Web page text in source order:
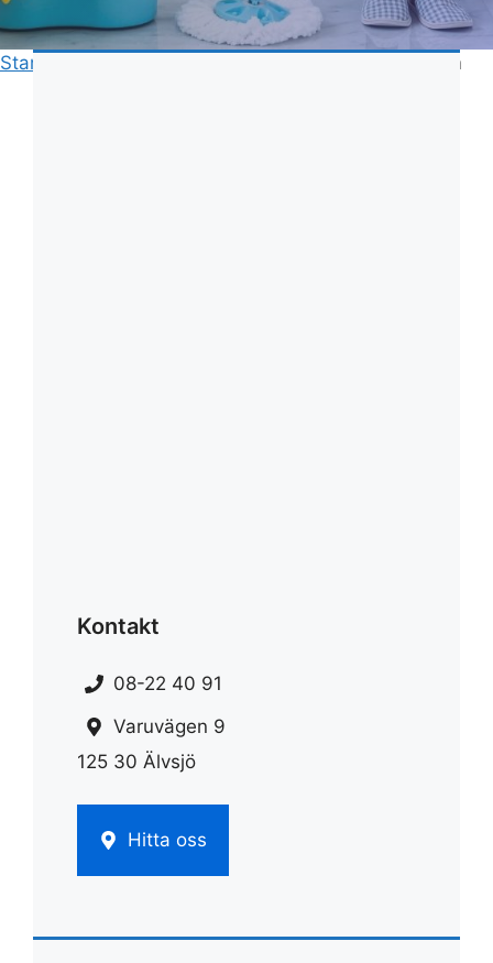
Start Hur lång tid tar det att städa 100 kvm
Kontakt
08-22 40 91
Varuvägen 9
125 30 Älvsjö
Hitta oss